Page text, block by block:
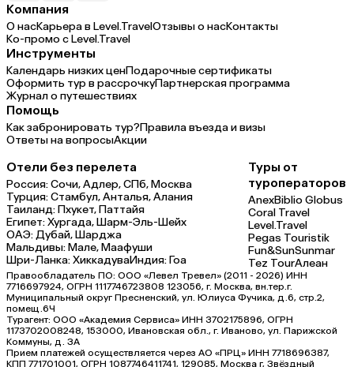
Компания
О насКарьера в Level.TravelОтзывы о насКонтакты
Ко-промо с Level.Travel
Инструменты
Календарь низких ценПодарочные сертификаты
Оформить тур в рассрочкуПартнерская программа
Журнал о путешествиях
Помощь
Как забронировать тур?Правила въезда и визы
Ответы на вопросыАкции
Отели без перелета
Россия:Сочи,Адлер,СПб,Москва
Турция:Стамбул,Анталья,Алания
Таиланд:Пхукет,Паттайя
Египет:Хургада,Шарм-Эль-Шейх
ОАЭ:Дубай,Шарджа
Мальдивы:Мале,Маафуши
Шри-Ланка:ХиккадуваИндия:Гоа
Туры от
туроператоров
AnexBiblio Globus
Coral Travel
Level.Travel
Pegas Touristik
Fun&SunSunmar
Tez TourАлеан
Правообладатель ПО: ООО «Левел Тревел» (2011 - 2026) ИНН
7716697924, ОГРН 1117746723808 123056, г. Москва, вн.тер.г.
Муниципальный округ Пресненский, ул. Юлиуса Фучика, д.6, стр.2,
помещ.6Ч
Турагент: ООО «Академия Сервиса» ИНН 3702175896, ОГРН
1173702008248, 153000, Ивановская обл., г. Иваново, ул. Парижской
Коммуны, д. ЗА
Прием платежей осуществляется через АО «ПРЦ» ИНН 7718696387,
КПП 771701001, ОГРН 1087746411741, 129085, Москва г, Звёздный